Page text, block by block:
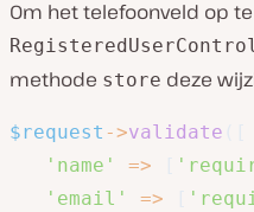
Om het telefoonveld op
methode store deze
$request ->validate
'name'
=>
'email'
=>